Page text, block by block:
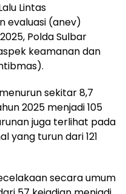
Lintas
evaluasi (anev)
Polda Sulbar
keamanan dan
sekitar 8,7
2025 menjadi 105
juga terlihat pada
yang turun dari 121
secara umum